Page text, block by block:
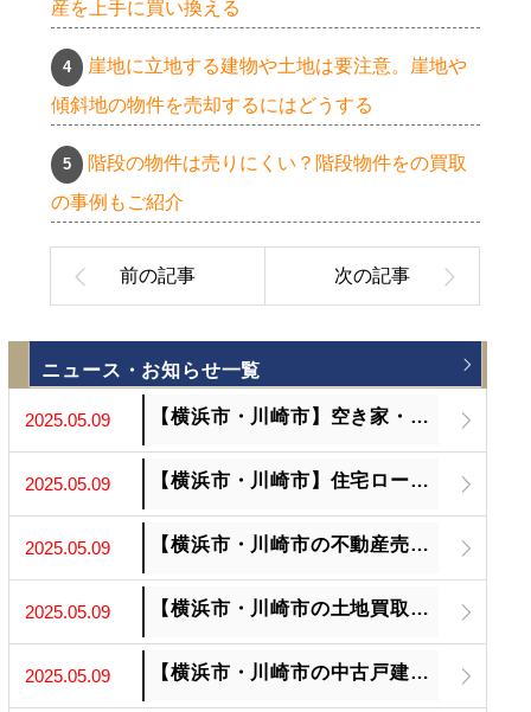
産を上手に買い換える
崖地に立地する建物や土地は要注意。崖地や
傾斜地の物件を売却するにはどうする
階段の物件は売りにくい？階段物件をの買取
の事例もご紹介
ニュース・お知らせ一覧
2025.05.09 【横浜市・川崎市】空き家・相続不動産の売却、お困りではありませんか？
2025.05.09 【横浜市・川崎市】住宅ローンの支払いが厳しい方の売却もお任せください。未来への再スタートを全力でサポート
2025.05.09 【横浜市・川崎市の不動産売却はお任せください】あなたの不動産、未来へ繋ぎます
2025.05.09 【横浜市・川崎市の土地買取ります】眠れるあなたの土地、新たな価値を創造しませんか
2025.05.09 【横浜市・川崎市の中古戸建買取ります】あなたの想い出を、未来へ繋ぐ